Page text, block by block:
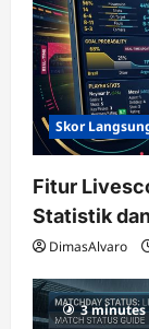
Skor
Fitur
Statistik
DimasAlvaro
3 minutes